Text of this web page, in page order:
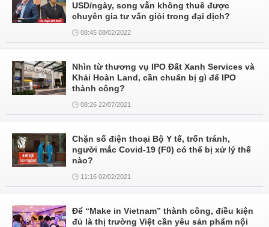
USD/ngày, song vẫn không thuê được
chuyên gia tư vấn giỏi trong đại dịch?
08:45 08/02/2022
Nhìn từ thương vụ IPO Đất Xanh Services và
Khải Hoàn Land, cần chuẩn bị gì để IPO
thành công?
08:26 22/07/2021
Chặn số điện thoại Bộ Y tế, trốn tránh,
người mắc Covid-19 (F0) có thể bị xử lý thế
nào?
11:16 02/02/2021
Để “Make in Vietnam” thành công, điều kiện
đủ là thị trường Việt cần yêu sản phẩm nội